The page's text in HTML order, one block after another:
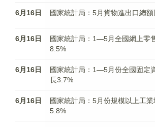
6月16日 國家統計局：5月貨物進出口總
6月16日
國家統計局：1—5月全國網上零
8.5%
6月16日
國家統計局：1—5月份全國固定
長3.7%
6月16日
國家統計局：5月份規模以上工
5.8%